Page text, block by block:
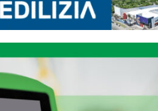
Precisa.